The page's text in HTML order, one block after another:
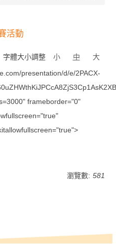
活動
字體大小調整 小 中
大
presentation/d/e/2PACX-
frameborder="0"
瀏覽數: 581